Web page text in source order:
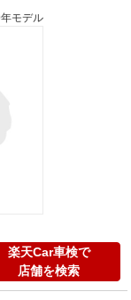
モデル
楽天Car車検で
店舗を検索